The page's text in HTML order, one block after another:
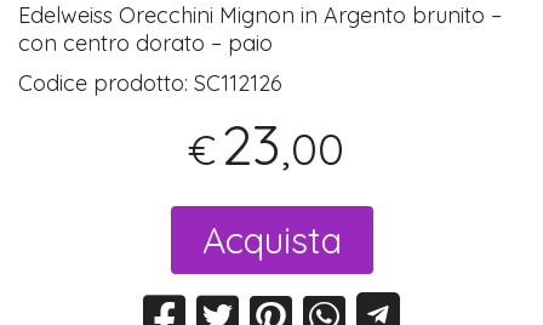
Edelweiss Orecchini Mignon in Argento brunito –
con centro dorato – paio
Codice prodotto:SC112126
€23,00
Acquista